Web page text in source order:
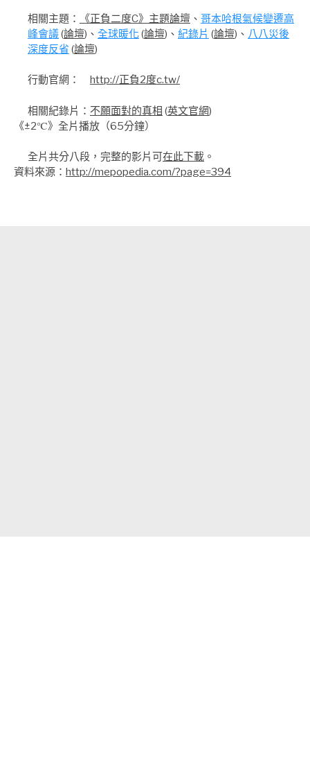
相關主題： 《正負二度C》主題論壇 、 哥本哈根氣候變遷高
峰會議(論壇)、 全球暖化(論壇)、 紀錄片 (論壇)、 八八災後
深度反省 (論壇)
行動官網： http://正負2度c.tw/
相關紀錄片： 不願面對的真相 (英文官網)
《±2℃》全片播放（65分鐘）
全片共分八段，完整的影片可在此下載 。
資料來源： http://mepopedia.com/?page=394